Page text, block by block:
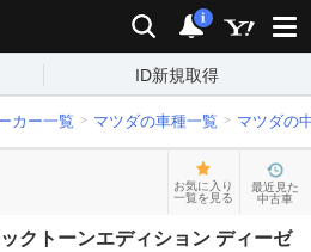
検索 通知
i
ID新規取得
カー一覧 マツダの車種一覧 マツダの
お気に入り
一覧を見る
最近見た
中古車
クトーンエディション ディーゼ